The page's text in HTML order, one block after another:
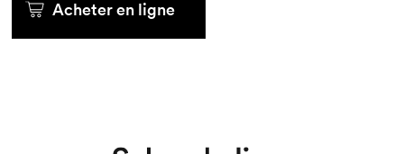
Acheter en ligne